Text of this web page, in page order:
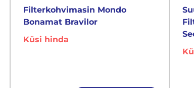
Filterkohvimasin Mondo
Bonamat Bravilor
Küsi hinda